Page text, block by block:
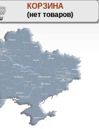
КОРЗИНА
(нет товаров)